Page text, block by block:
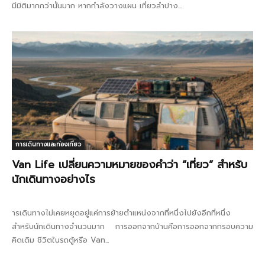
มีมิติมากกว่านั้นมาก หากกำลังวางแผน เที่ยวลำปาง...
การเดินทางและท่องเที่ยว
Van Life เปลี่ยนความหมายของคำว่า “เที่ยว” สำหรับ
นักเดินทางอย่างไร
ารเดินทางไม่เคยหยุดอยู่แค่การย้ายตำแหน่งจากที่หนึ่งไปยังอีกที่หนึ่ง
สำหรับนักเดินทางจำนวนมาก การออกจากบ้านคือการออกจากกรอบความ
คิดเดิม ชีวิตในรถตู้หรือ Van...